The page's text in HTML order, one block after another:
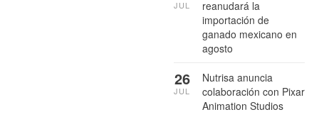
reanudará la
importación de
ganado mexicano en
agosto
JUL
Nutrisa anuncia
colaboración con Pixar
Animation Studios
26
JUL